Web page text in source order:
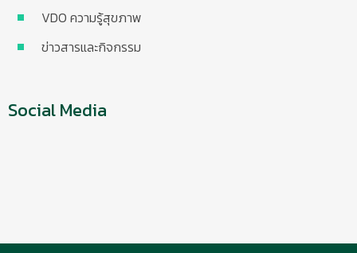
VDO ความรู้สุขภาพ
ข่าวสารและกิจกรรม
Social Media